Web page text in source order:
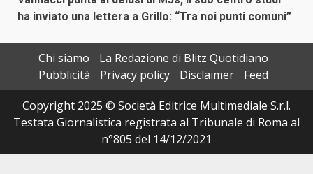
ha inviato una lettera a Grillo: “Tra noi punti comuni”
Chi siamo
La Redazione di Blitz Quotidiano
Pubblicità
Privacy policy Disclaimer
Feed
Copyright 2025 © Società Editrice Multimediale S.r.l.
Testata Giornalistica registrata al Tribunale di Roma al
n°805 del 14/12/2021